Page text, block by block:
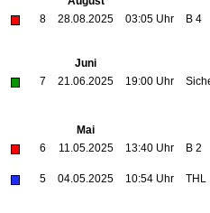
8
28.08.2025 03:05 Uhr B 4
Juni
7
21.06.2025 19:00 Uhr
Mai
6
11.05.2025 13:40 Uhr B 2
5 04.05.2025 10:54 Uhr THL